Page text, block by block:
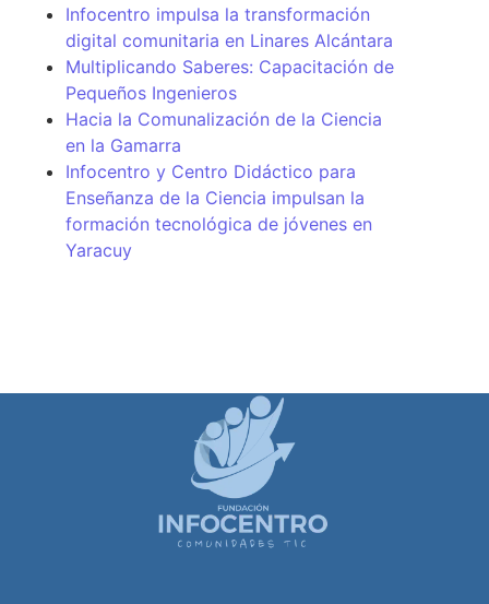
Infocentro impulsa la transformación
digital comunitaria en Linares Alcántara
Multiplicando Saberes: Capacitación de
Pequeños Ingenieros
Hacia la Comunalización de la Ciencia
en la Gamarra
Infocentro y Centro Didáctico para
Enseñanza de la Ciencia impulsan la
formación tecnológica de jóvenes en
Yaracuy